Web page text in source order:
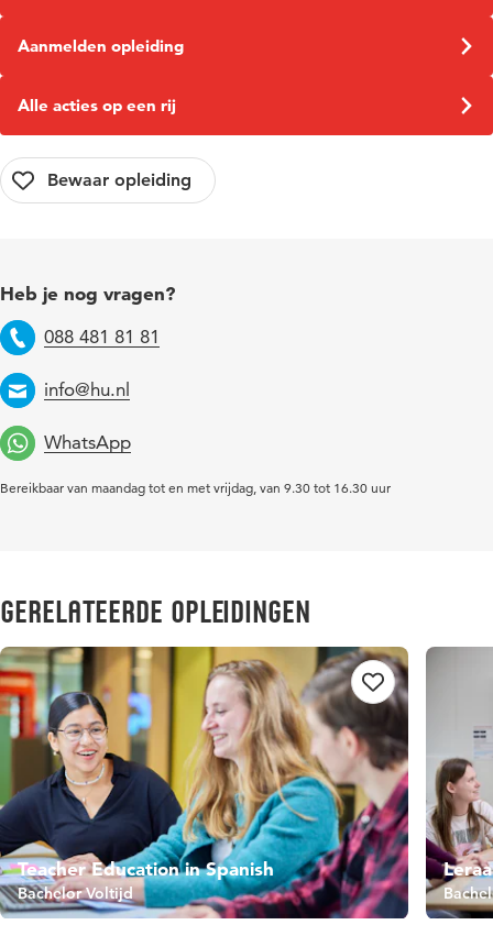
Aanmelden opleiding
Alle acties op een rij
Heb je nog vragen?
Telefoon
088 481 81 81
Email
info@hu.nl
WhatsApp
Bereikbaar van maandag tot en met vrijdag, van 9.30 tot 16.30 uur
Gerelateerde opleidingen
Teacher Education in Spanish
Bachelor Voltijd